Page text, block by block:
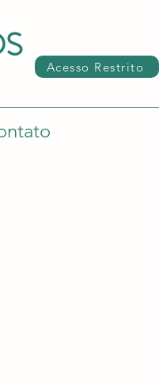
Acesso Restrito